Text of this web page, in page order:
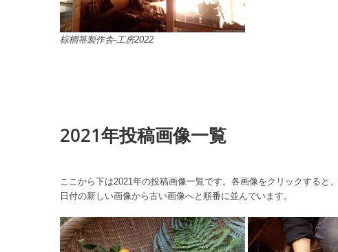
棕櫚箒製作舎-工房2022
2021年投稿画像一覧
ここから下は2021年の投稿画像一覧です。各画像をクリックすると
日付の新しい画像から古い画像へと順番に並んでいます。